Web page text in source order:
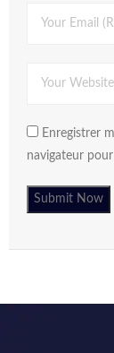
Enregistrer
navigateur